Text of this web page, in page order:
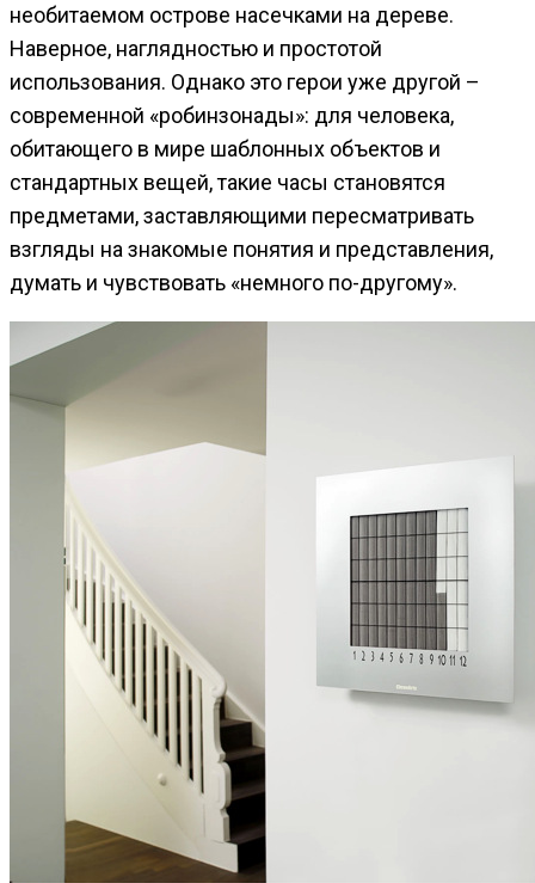
необитаемом острове насечками на дереве.
Наверное, наглядностью и простотой
использования. Однако это герои уже другой –
современной «робинзонады»: для человека,
обитающего в мире шаблонных объектов и
стандартных вещей, такие часы становятся
предметами, заставляющими пересматривать
взгляды на знакомые понятия и представления,
думать и чувствовать «немного по-другому».